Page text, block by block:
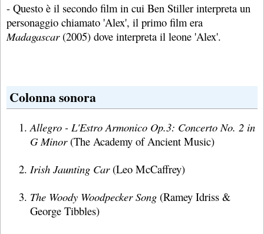
- Questo è il secondo film in cui Ben Stiller interpreta un
personaggio chiamato 'Alex', il primo film era
Madagascar(2005) dove interpreta il leone 'Alex'.
Colonna sonora
Allegro - L'Estro Armonico Op.3: Concerto No. 2 in
G Minor (The Academy of Ancient Music)
Irish Jaunting Car(Leo McCaffrey)
The Woody Woodpecker Song (Ramey Idriss &
George Tibbles)